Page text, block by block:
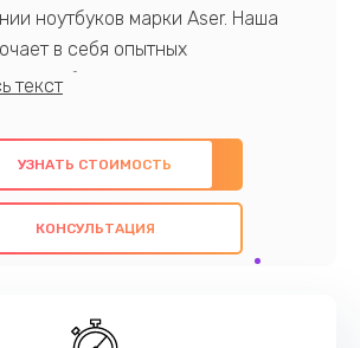
ноутбуков марки Aser. Наша
в себя опытных
с обширными знаниями и
и качественный ремонт с
оригинальных компонентов, а
качество всех
работ. Наша цель - предоставить
Не медлите записаться на
УЗНАТЬ СТОИМОСТЬ
КОНСУЛЬТАЦИЯ